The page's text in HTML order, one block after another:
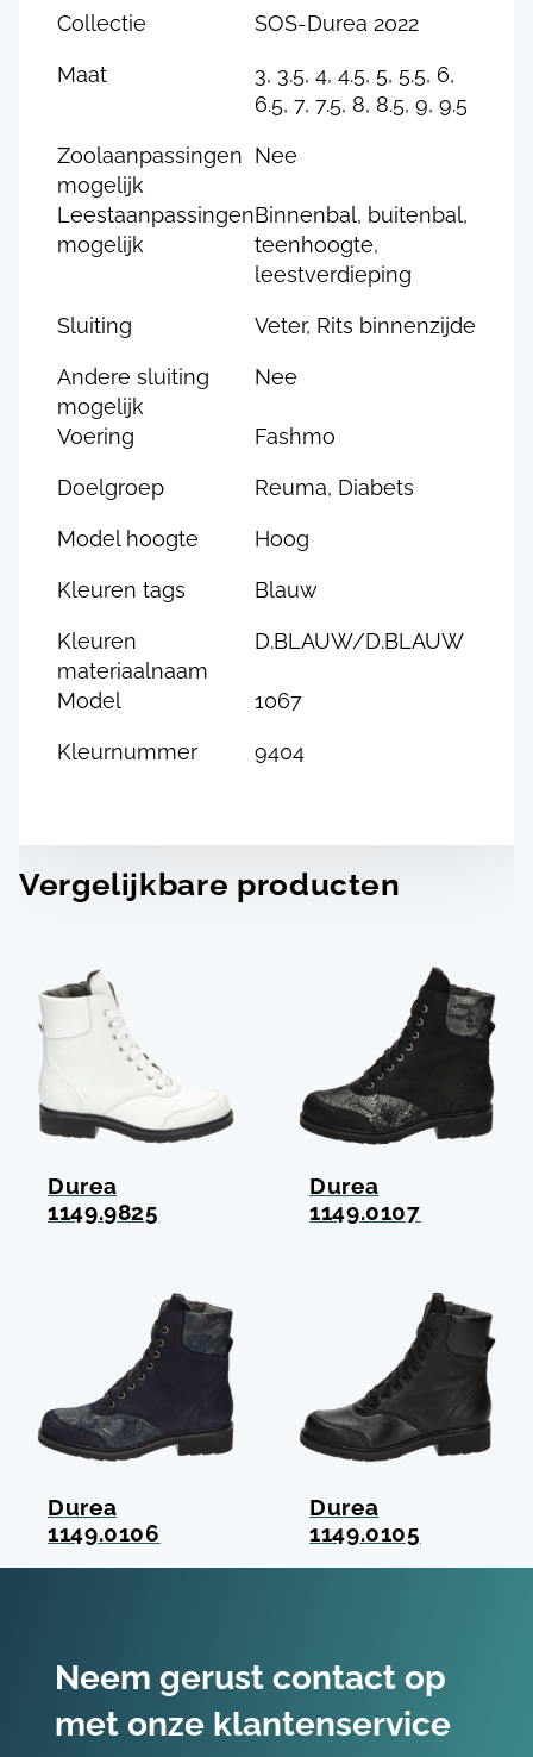
Collectie SOS-Durea 2022
Maat
3, 3.5, 4, 4.5, 5, 5.5, 6,
6.5, 7, 7.5, 8, 8.5, 9, 9.5
Zoolaanpassingen
mogelijk
Nee
Leestaanpassingen
mogelijk
Binnenbal, buitenbal,
teenhoogte,
leestverdieping
Sluiting Veter, Rits binnenzijde
Andere sluiting
mogelijk
Nee
Voering Fashmo
Doelgroep Reuma, Diabets
Model hoogte Hoog
Kleuren tags Blauw
Kleuren
materiaalnaam
D.BLAUW/D.BLAUW
Model 1067
Kleurnummer 9404
Vergelijkbare producten
Durea
1149.9825
Durea
1149.0107
Durea
1149.0106
Durea
1149.0105
Neem gerust contact op
met onze klantenservice